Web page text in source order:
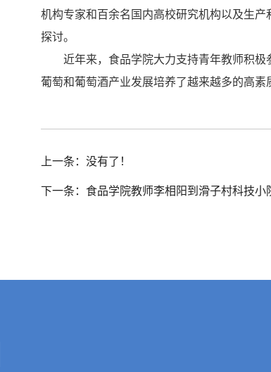
机构专家和百余名国内高校研究机构以及生
探讨。
近年来，食品学院大力支持青年教师积
葡萄和葡萄酒产业发展培养了越来越多的高
上一条：没有了！
下一条：食品学院教师李相阳到滑子村科技